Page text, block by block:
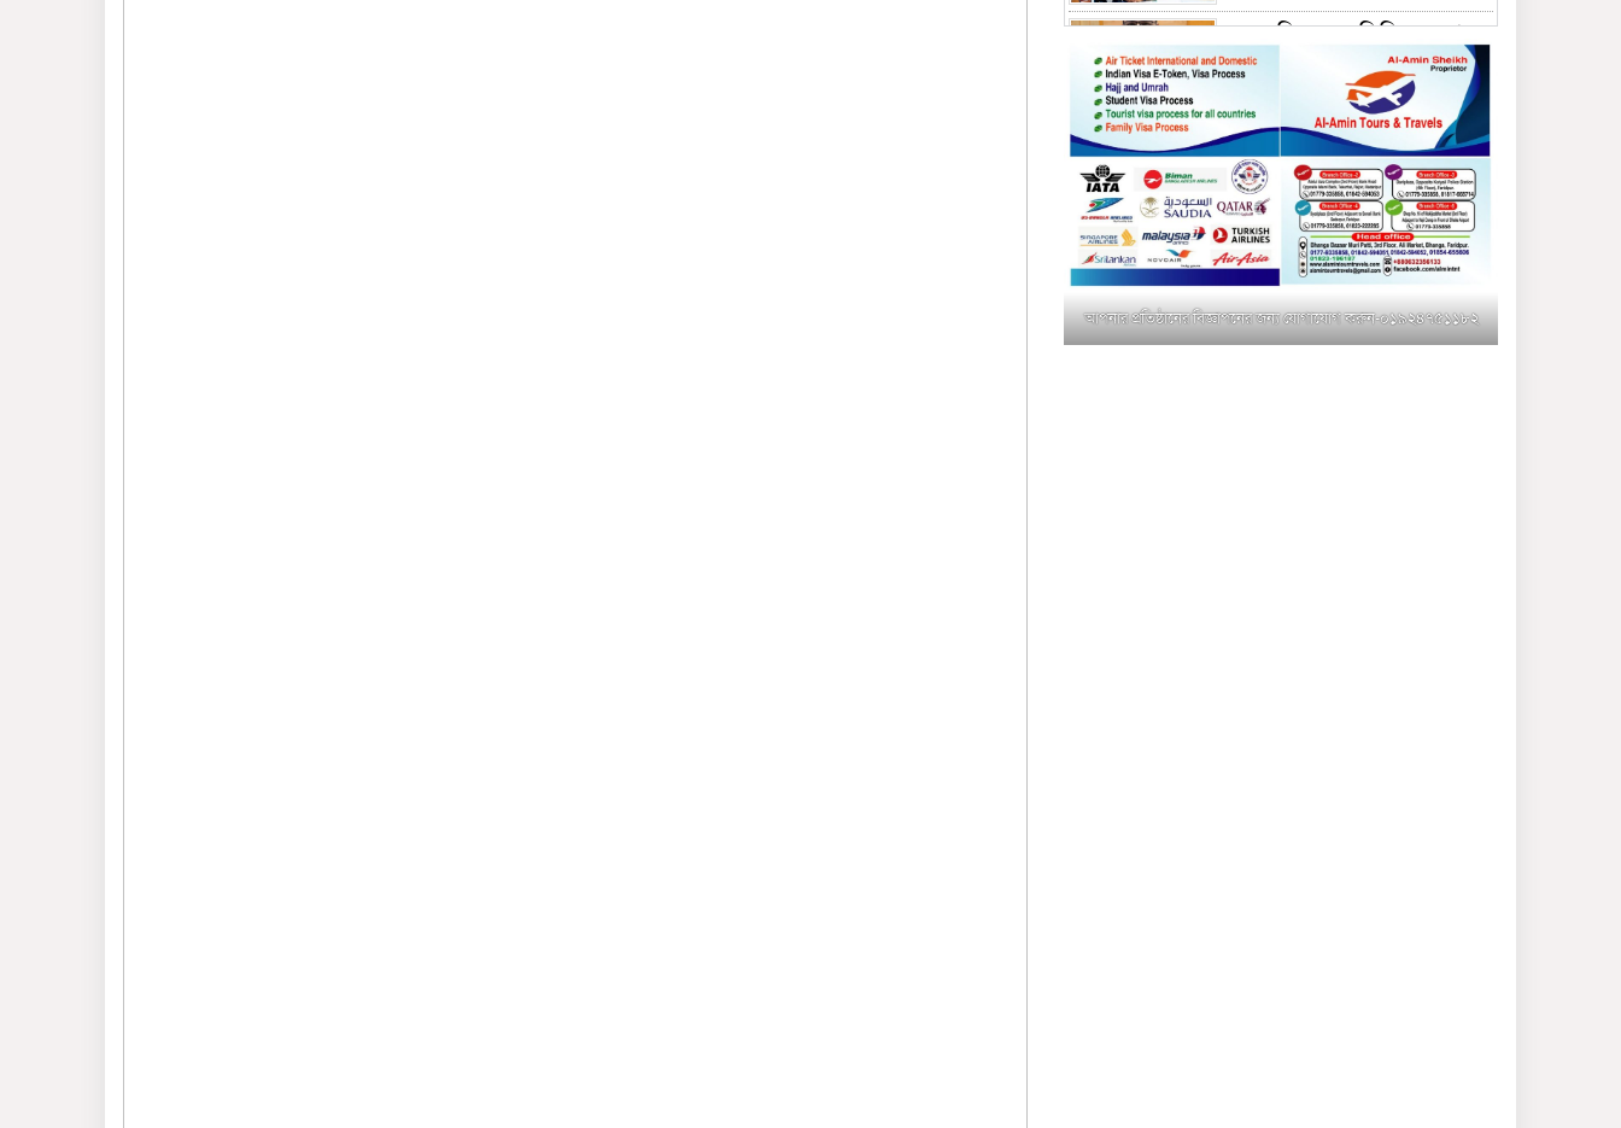
ময়মনসিংহের অতিরিক্ত জেলা
প্রশাসক (রাজস্ব) আজিম উদ্দিন
ভূমি মন্ত্রণালয়ে পদায়ন
সাবেক এমপির প্রেস সেক্রেটারি
রফিকের ক্ষমতার দাপট ও গণ-
অসন্তোষের তথ্য গায়েব করে
ত্রিশাল থানার সাজানো রিপোর্ট
মুক্তাগাছায় জুলাই শহীদ
সামিদের কবর জিয়ারত ও পৌর
কমিটির কার্যক্রম শুরু
শহিদুল ইসলাম বাবুলের হাত
আপনার প্রতিষ্ঠানের বিজ্ঞাপনের জন্য যোগাযোগ করুন-০১৯২৪৭৫১১৮২